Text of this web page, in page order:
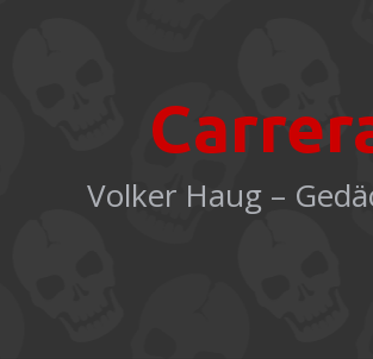
Volker Haug –